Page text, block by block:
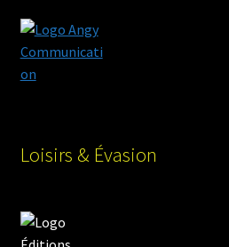
Loisirs & Évasion